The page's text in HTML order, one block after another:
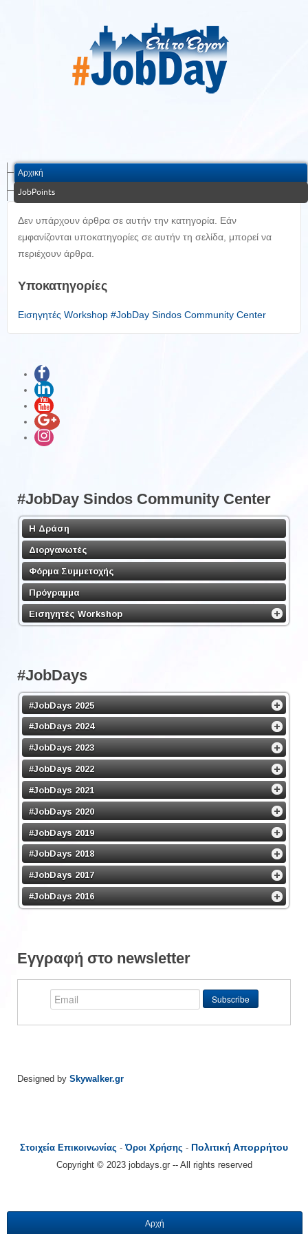
Αρχική
JobPoints
Δεν υπάρχουν άρθρα σε αυτήν την κατηγορία. Εάν
εμφανίζονται υποκατηγορίες σε αυτήν τη σελίδα, μπορεί να
περιέχουν άρθρα.
Υποκατηγορίες
Εισηγητές Workshop #JobDay Sindos Community Center
#JobDay Sindos Community Center
Η Δράση
Διοργανωτές
Φόρμα Συμμετοχής
Πρόγραμμα
Εισηγητές Workshop
#JobDays
#JobDays 2025
#JobDays 2024
#JobDays 2023
#JobDays 2022
#JobDays 2021
#JobDays 2020
#JobDays 2019
#JobDays 2018
#JobDays 2017
#JobDays 2016
Εγγραφή στο newsletter
Designed by Skywalker.gr
Στοιχεία Επικοινωνίας -Όροι Χρήσης - Πολιτική Απορρήτου
Copyright © 2023 jobdays.gr -- All rights reserved
Αρχή